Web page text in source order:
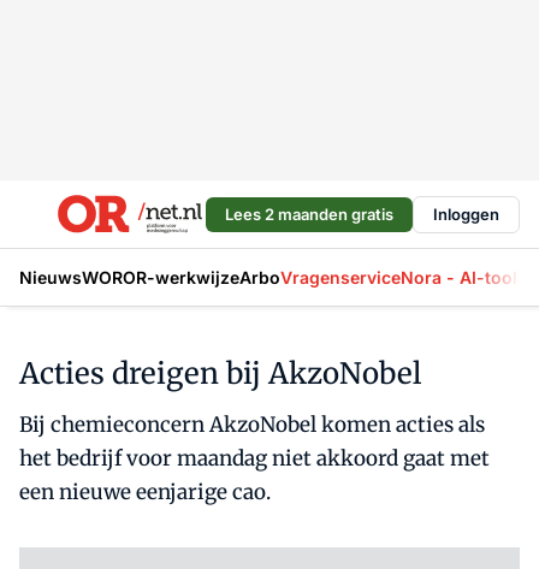
Lees 2 maanden gratis Inloggen
NieuwsWOROR-werkwijzeArboVragenserviceNora - AI-tool
Acties dreigen bij AkzoNobel
Bij chemieconcern AkzoNobel komen acties als
het bedrijf voor maandag niet akkoord gaat met
een nieuwe eenjarige cao.